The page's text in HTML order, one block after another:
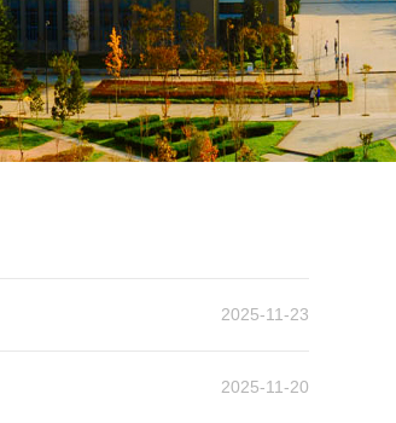
2025-11-23
2025-11-20